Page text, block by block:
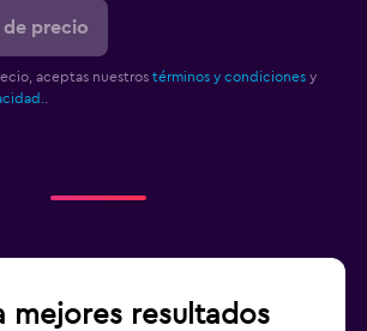
de precio
aceptas nuestros términos y condiciones y
mejores resultados